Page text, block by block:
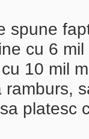
spune
cu 6
10 mil
platesc